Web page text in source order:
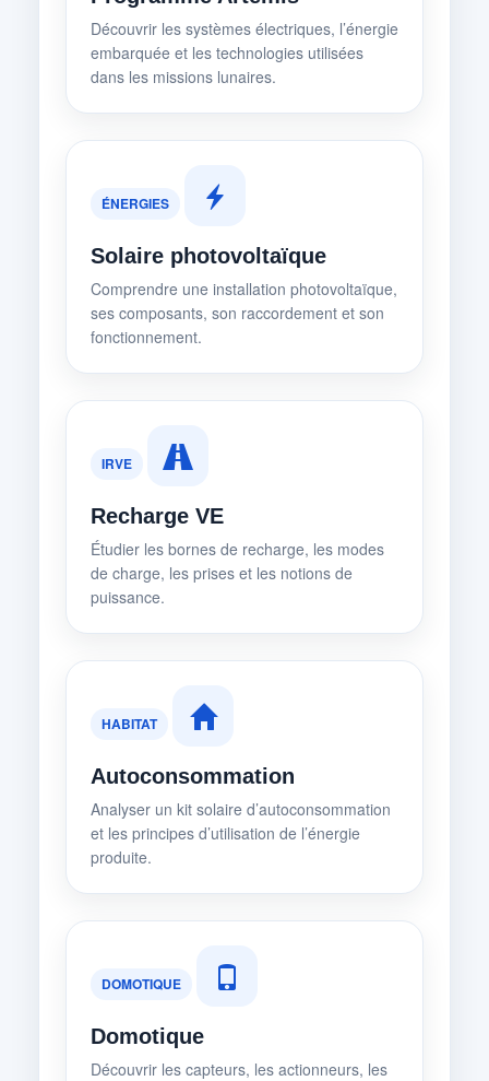
Découvrir les systèmes électriques, l’énergie
embarquée et les technologies utilisées
dans les missions lunaires.
ÉNERGIES
Solaire photovoltaïque
Comprendre une installation photovoltaïque,
ses composants, son raccordement et son
fonctionnement.
IRVE
Recharge VE
Étudier les bornes de recharge, les modes
de charge, les prises et les notions de
puissance.
HABITAT
Autoconsommation
Analyser un kit solaire d’autoconsommation
et les principes d’utilisation de l’énergie
produite.
DOMOTIQUE
Domotique
Découvrir les capteurs, les actionneurs, les